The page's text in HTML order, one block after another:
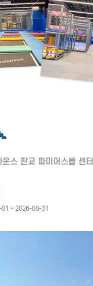
스 판교 파미어스몰 센터
~ 2026-08-31